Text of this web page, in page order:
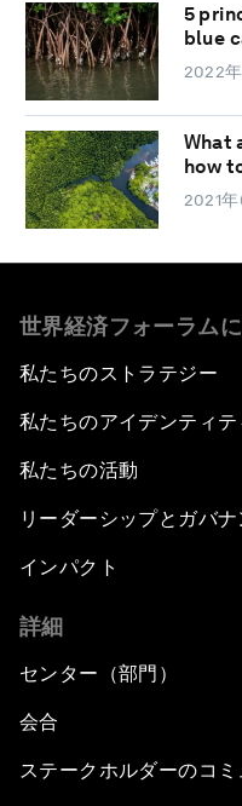
5
blue
2022年
What
how
2021
世界経済フォーラム
私たちのストラテジー
私たちのアイデンティテ
私たちの活動
リーダーシップとガバナ
インパクト
詳細
センター（部門）
会合
ステークホルダーのコミ